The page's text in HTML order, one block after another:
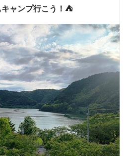
ャンプ行こう！⛺